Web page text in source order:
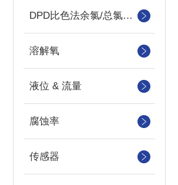
DPD比色法余氯/总氯分析仪
溶解氧
液位 & 流量
腐蚀率
传感器